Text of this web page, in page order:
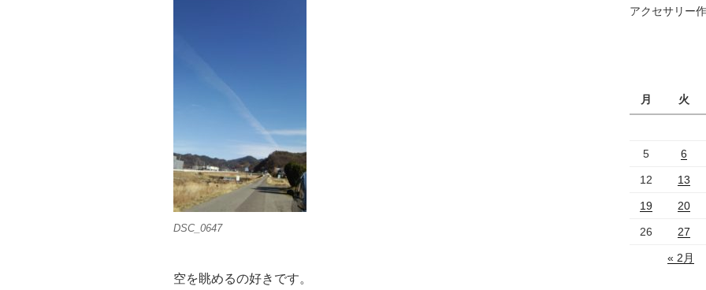
DSC_0647
空を眺めるの好きです。
アクセサリー
月 火
5 6
12 13
19 20
26 27
« 2月